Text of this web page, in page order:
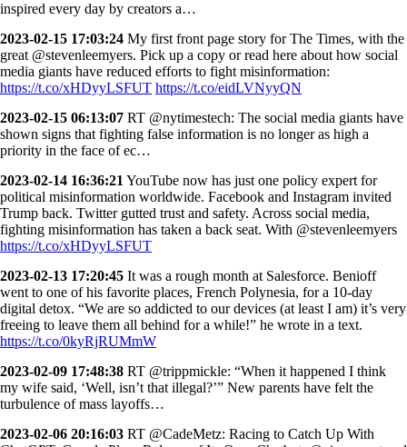
inspired every day by creators a…
2023-02-15 17:03:24 My first front page story for The Times, with the
great ⁦@stevenleemyers⁩. Pick up a copy or read here about how social
media giants have reduced efforts to fight misinformation:
https://t.co/xHDyyLSFUT https://t.co/eidLVNyyQN
2023-02-15 06:13:07 RT @nytimestech: The social media giants have
shown signs that fighting false information is no longer as high a
priority in the face of ec…
2023-02-14 16:36:21 YouTube now has just one policy expert for
political misinformation worldwide. Facebook and Instagram invited
Trump back. Twitter gutted trust and safety. Across social media,
fighting misinformation has taken a back seat. With ⁦@stevenleemyers⁩
https://t.co/xHDyyLSFUT
2023-02-13 17:20:45 It was a rough month at Salesforce. Benioff
went to one of his favorite places, French Polynesia, for a 10-day
digital detox. “We are so addicted to our devices (at least I am) it’s very
freeing to leave them all behind for a while!” he wrote in a text.
https://t.co/0kyRjRUMmW
2023-02-09 17:48:38 RT @trippmickle: “When it happened I think
my wife said, ‘Well, isn’t that illegal?’” New parents have felt the
turbulence of mass layoffs…
2023-02-06 20:16:03 RT @CadeMetz: Racing to Catch Up With